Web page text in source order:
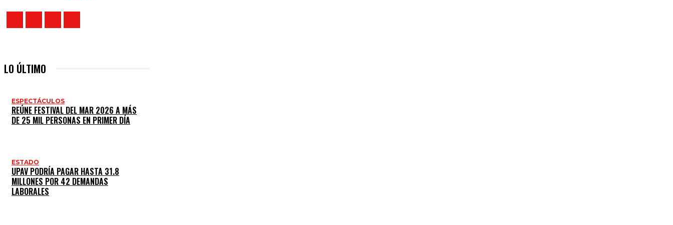
LO ÚLTIMO
ESPECTÁCULOS
REÚNE FESTIVAL DEL MAR 2026 A MÁS
DE 25 MIL PERSONAS EN PRIMER DÍA
ESTADO
UPAV PODRÍA PAGAR HASTA 31.8
MILLONES POR 42 DEMANDAS
LABORALES